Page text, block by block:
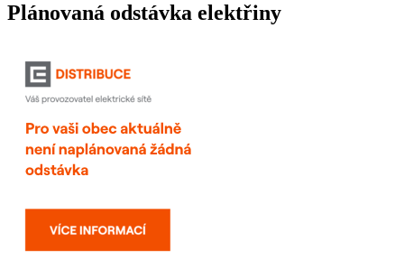
Plánovaná odstávka elektřiny